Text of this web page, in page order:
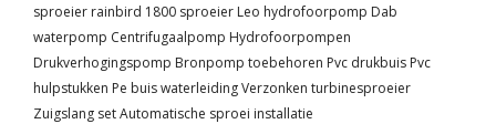
sproeier rainbird 1800 sproeier Leo hydrofoorpomp Dab
waterpomp Centrifugaalpomp Hydrofoorpompen
Drukverhogingspomp Bronpomp toebehoren Pvc drukbuis Pvc
hulpstukken Pe buis waterleidingVerzonken turbinesproeier
Zuigslang setAutomatische sproei installatie